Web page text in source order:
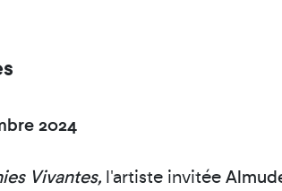
2024
Vivantes,l'artiste invitée